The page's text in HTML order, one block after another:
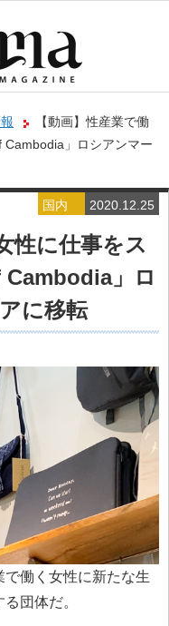
【動画】性産業で働
Cambodia」ロシアンマー
2020.12.25
国内
街情報
性に仕事をス
」ロ
に移転
で働く女性に新たな生
団体だ。